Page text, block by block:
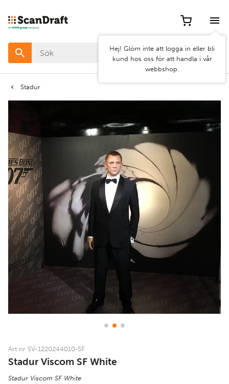
Hej! Glöm inte att logga in eller bli
kund hos oss för att handla i vår
webbshop.
Stadur
Art nr SV-1220244010-SF
Stadur Viscom SF White
Stadur Viscom SF White
Filter
Färg
filter
Använd
filter